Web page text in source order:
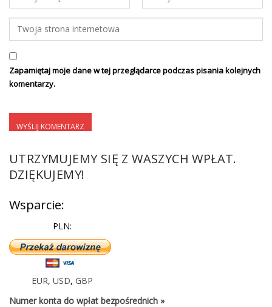
Zapamiętaj moje dane w tej przeglądarce podczas pisania kolejnych
komentarzy.
UTRZYMUJEMY SIĘ Z WASZYCH WPŁAT.
DZIĘKUJEMY!
Wsparcie:
PLN:
EUR, USD, GBP
Numer konta do wpłat bezpośrednich »